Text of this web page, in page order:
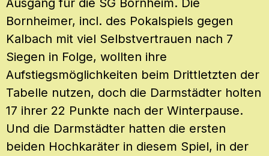
Bornheimer, incl. des Pokalspiels gegen
Kalbach mit viel Selbstvertrauen nach 7
Siegen in Folge, wollten ihre
Aufstiegsmöglichkeiten beim Drittletzten der
Tabelle nutzen, doch die Darmstädter holten
17 ihrer 22 Punkte nach der Winterpause.
Und die Darmstädter hatten die ersten
beiden Hochkaräter in diesem Spiel, in der